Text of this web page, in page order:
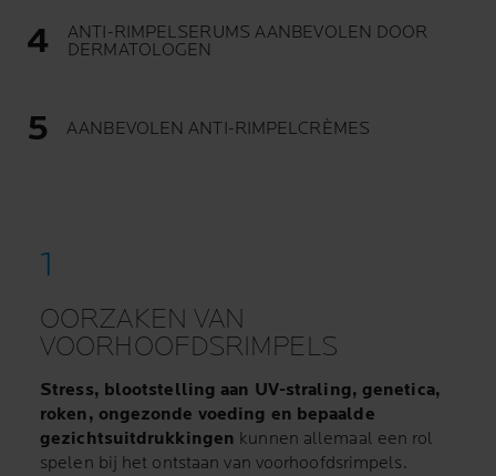
ANTI-RIMPELSERUMS AANBEVOLEN DOOR
DERMATOLOGEN
AANBEVOLEN ANTI-RIMPELCRÈMES
OORZAKEN VAN
VOORHOOFDSRIMPELS
Stress, blootstelling aan UV-straling, genetica,
roken, ongezonde voeding en bepaalde
gezichtsuitdrukkingen kunnen allemaal een rol
spelen bij het ontstaan van voorhoofdsrimpels.